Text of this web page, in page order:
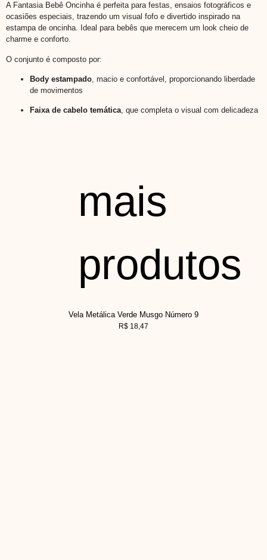
A Fantasia Bebê Oncinha é perfeita para festas, ensaios fotográficos e
ocasiões especiais, trazendo um visual fofo e divertido inspirado na
estampa de oncinha. Ideal para bebês que merecem um look cheio de
charme e conforto.
O conjunto é composto por:
Body estampado , macio e confortável, proporcionando liberdade
de movimentos
Faixa de cabelo temática, que completa o visual com delicadeza
mais
produtos
Vela Metálica Verde Musgo Número 9
R$ 18,47